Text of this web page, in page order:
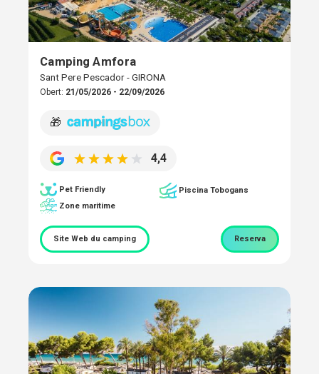
Camping Amfora
Sant Pere Pescador - GIRONA
Obert: 21/05/2026 - 22/09/2026
🎁
4,4
Pet Friendly
Piscina Tobogans
Zone maritime
Site Web du camping Reserva